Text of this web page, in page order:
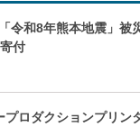
令和8年熊本地震」被
付
プロダクションプリン